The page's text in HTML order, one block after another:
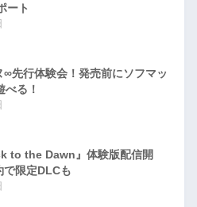
ート
∞先行体験会！発売前にソフマッ
る！
to the Dawn』体験版配信開
で限定DLCも